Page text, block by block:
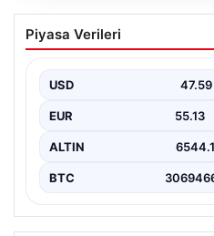
Sörloth Transfer
ve Beşiktaş
sahne olurken, Süper Lig’in
Piyasa Verileri
USD 47.59
EUR 55.13
ALTIN 6544.1
BTC